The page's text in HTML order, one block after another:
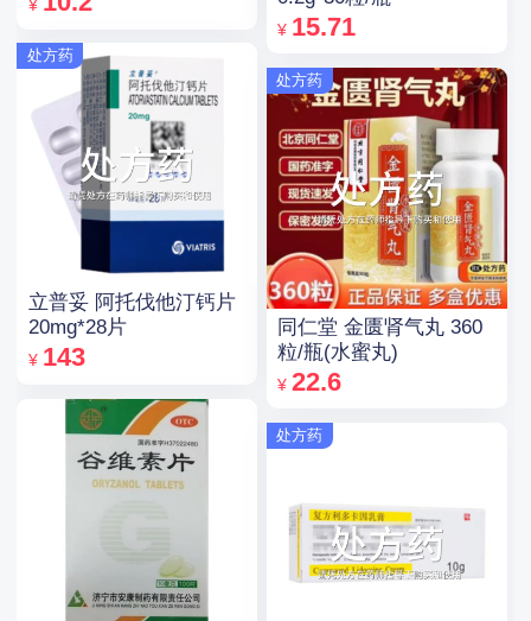
¥
处方药
立普妥 阿托伐他汀钙片
20mg*28片
¥ 143
¥ 15.71
处方药
同仁堂 金匮肾气丸 360
粒/瓶(水蜜丸)
¥ 22.6
处方药